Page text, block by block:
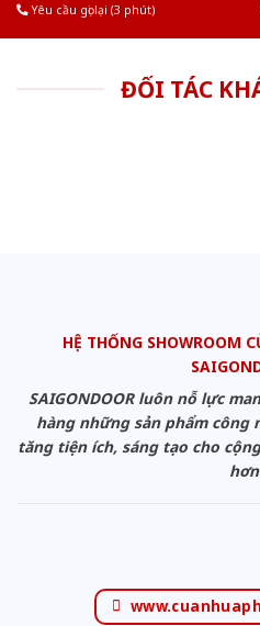
Yêu cầu gọi lại (3 phút)
ĐỐI TÁC
HỆ THỐNG SHOWROOM
SAIGONDOOR luôn nỗ lực
hàng những sản phẩm công
tăng tiện ích, sáng tạo cho